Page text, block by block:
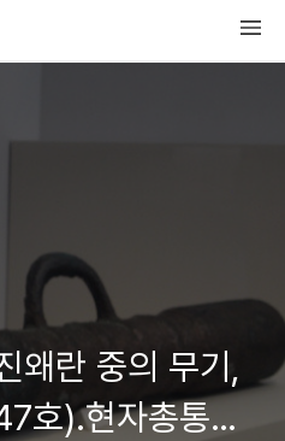
왜란 중의 무기,
호).현자총통